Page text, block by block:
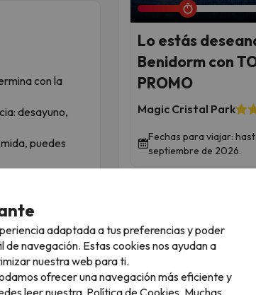
con la
desayuno,
puedes
los
Lo estás
Benidorm con
PROMO
Magic Cristal Park
Fechas para viajar:
septiembre de 2026.
adaptada a tus preferencias y poder
navegación. Estas cookies nos ayudan a
nuestra web para ti.
ofrecer una navegación más eficiente y
leer nuestra Política de Cookies. Muchas